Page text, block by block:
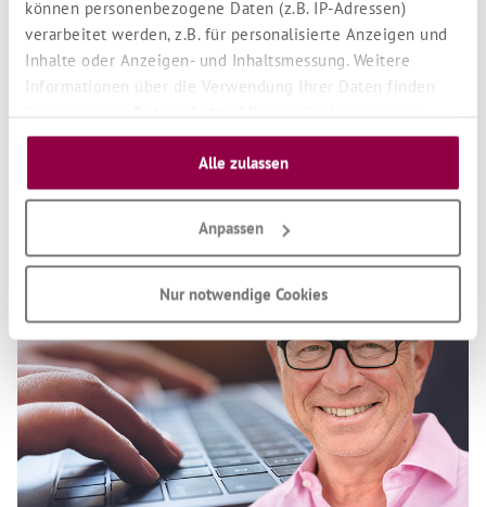
können personenbezogene Daten (z.B. IP-Adressen)
verarbeitet werden, z.B. für personalisierte Anzeigen und
Inhalte oder Anzeigen- und Inhaltsmessung. Weitere
Informationen über die Verwendung Ihrer Daten finden
Auswahl jederzeit unter "Cookie Einstellungen" unten auf
unserer Website widerrufen oder anpassen.
Alle zulassen
Anpassen
Nur notwendige Cookies
Betz-Bewegt auf YouTube